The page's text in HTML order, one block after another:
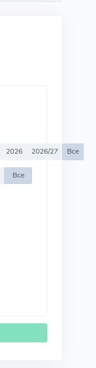
2026 2026/27 Все
Все